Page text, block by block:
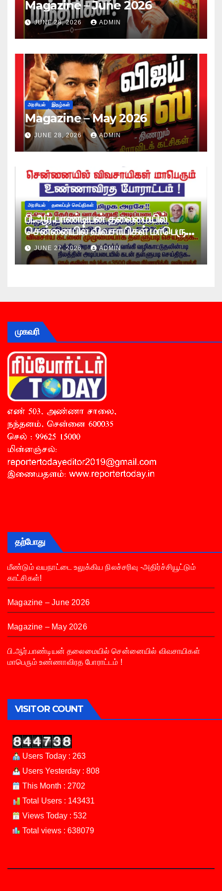
Magazine – June 2026
JUNE 28, 2026 ADMIN
அரசியல் இதழ்கள்
Magazine – May 2026
JUNE 28, 2026 ADMIN
அரசியல் தலைப்புச் செய்திகள்
பி.ஆர்.பாண்டியன் தலைமையில்
சென்னையில் விவசாயிகள் மாபெரும்
உண்ணாவிரத போராட்டம் !
JUNE 27, 2026 ADMIN
முகவரி
தற்போது
மீண்டும் வயநாட்டை உலுக்கிய நிலச்சரிவு -அதிர்ச்சியூட்டும்
காட்சிகள்!
Magazine – June 2026
Magazine – May 2026
பி.ஆர்.பாண்டியன் தலைமையில் சென்னையில் விவசாயிகள்
மாபெரும் உண்ணாவிரத போராட்டம் !
VISITOR COUNT
Users Today : 263
Users Yesterday : 808
This Month : 2702
Total Users : 143431
Views Today : 532
Total views : 638079